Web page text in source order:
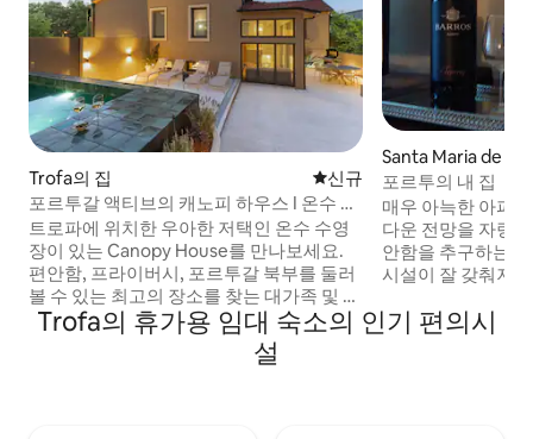
Trofa의 집 신규 숙소
신규
포르투갈 액티브의 캐노피 하우스 I 온수 수
영장
트로파에 위치한 우아한 저택인 온수 수영
장이 있는 Canopy House를 만나보세요.
편안함, 프라이버시, 포르투갈 북부를 둘러
볼 수 있는 최고의 장소를 찾는 대가족 및 단
체 여행객에게 적합합니다. 온수 수영장이
있는 캐노피 하우스에는 독립된 별관에 위
치한 아늑한 전용 욕실이 있는 침실을 포함
Santa Maria de
트
포르투의 내 집
매우 아늑한 아파
다운 전망을 자랑
안함을 추구하는
시설이 잘 갖춰져
분, 포르투 센터에
도보 3분 이내 거
Trofa의 휴가용 임대 숙소의 인기 편의시
설